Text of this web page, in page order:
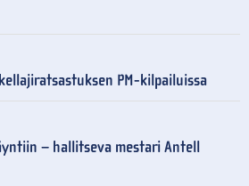
PM-kilpailuissa
– hallitseva mestari Antell